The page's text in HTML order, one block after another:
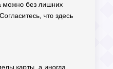
можно без лишних
что здесь
карты, а иногда